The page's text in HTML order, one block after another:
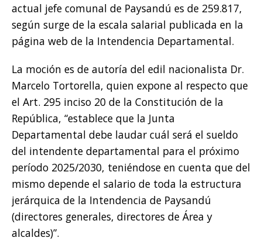
actual jefe comunal de Paysandú es de 259.817,
según surge de la escala salarial publicada en la
página web de la Intendencia Departamental.
La moción es de autoría del edil nacionalista Dr.
Marcelo Tortorella, quien expone al respecto que
el Art. 295 inciso 20 de la Constitución de la
República, “establece que la Junta
Departamental debe laudar cuál será el sueldo
del intendente departamental para el próximo
período 2025/2030, teniéndose en cuenta que del
mismo depende el salario de toda la estructura
jerárquica de la Intendencia de Paysandú
(directores generales, directores de Área y
alcaldes)”.